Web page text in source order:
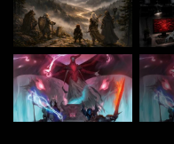
Heitor Fraga
Uma produçãoRPG Next.